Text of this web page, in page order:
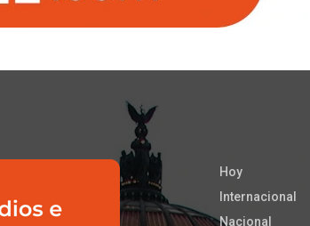
Hoy
Internacional
Nacional